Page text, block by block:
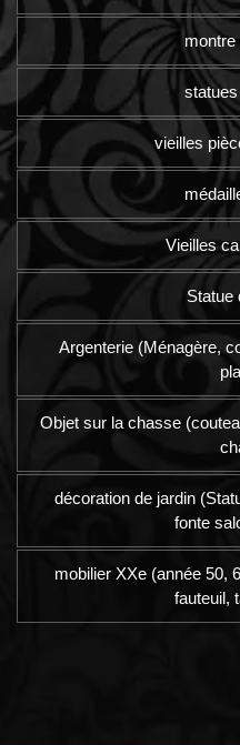
montre
vieilles
Vieilles
Statue
Argenterie (Ménagère,
Objet sur la chasse
décoration de jardin
fonte
mobilier XXe (année 50,
fauteuil,